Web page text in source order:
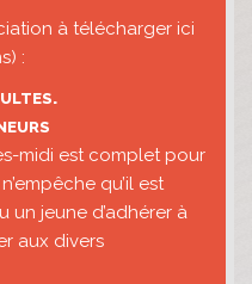
à télécharger ici
:
.
midi est complet pour
qu’il est
un jeune d’adhérer à
aux divers